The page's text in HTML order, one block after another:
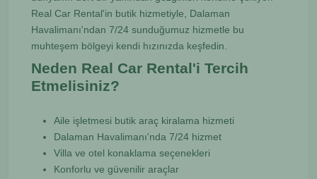
Real Car Rental'in butik hizmetiyle, Dalaman
Havalimanı'ndan 7/24 sunduğumuz hizmetle bu
muhteşem bölgeyi kendi hızınızda keşfedin.
Neden Real Car Rental'i Tercih
Etmelisiniz?
Aile işletmesi butik araç kiralama hizmeti
Dalaman Havalimanı'nda 7/24 hizmet
Villa ve otel konaklama seçenekleri
Konforlu ve güvenilir araçlar